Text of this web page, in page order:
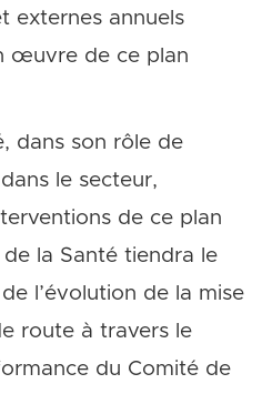
externes annuels
œuvre de ce plan
dans son rôle de
le secteur,
de ce plan
la Santé tiendra le
l’évolution de la mise
route à travers le
du Comité de